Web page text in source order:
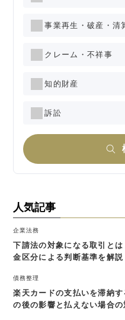
事業再生・破産・清
クレーム・不祥事
知的財産
訴訟
人気記事
企業法務
下請法の対象になる取引と
金区分による判断基準を解説
債務整理
楽天カードの支払いを滞納
の後の影響と払えない場合の